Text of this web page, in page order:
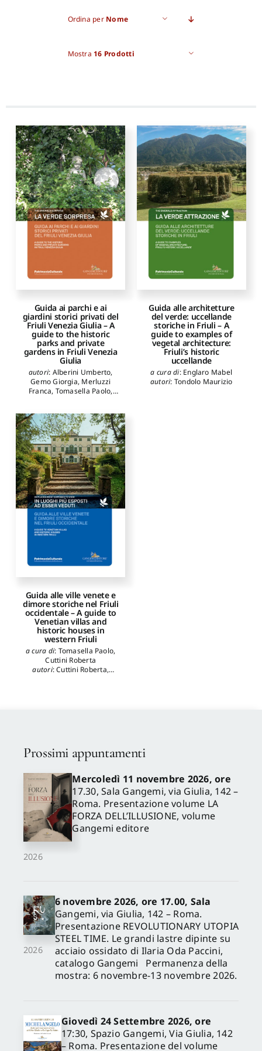
Ordina per Nome
Mostra 16 Prodotti
Guida ai parchi e ai
giardini storici privati del
Friuli Venezia Giulia – A
guide to the historic
parks and private
gardens in Friuli Venezia
Giulia
autori: Alberini Umberto,
Gemo Giorgia, Merluzzi
Franca, Tomasella Paolo,
Guida alle architetture
del verde: uccellande
storiche in Friuli – A
guide to examples of
vegetal architecture:
Friuli’s historic
uccellande
a cura di: Englaro Mabel
autori: Tondolo Maurizio
Guida alle ville venete e
dimore storiche nel Friuli
occidentale – A guide to
Venetian villas and
historic houses in
western Friuli
a cura di: Tomasella Paolo,
Cuttini Roberta
autori:Cuttini Roberta,
Prossimi appuntamenti
2026
Mercoledì 11 novembre 2026, ore
17.30, Sala Gangemi, via Giulia, 142 –
Roma. Presentazione volume LA
FORZA DELL’ILLUSIONE, volume
Gangemi editore
2026
6 novembre 2026, ore 17.00, Sala
Gangemi, via Giulia, 142 – Roma.
Presentazione REVOLUTIONARY UTOPIA
STEEL TIME. Le grandi lastre dipinte su
acciaio ossidato di Ilaria Oda Paccini,
catalogo Gangemi Permanenza della
mostra: 6 novembre-13 novembre 2026.
Giovedì 24 Settembre 2026, ore
17:30, Spazio Gangemi, Via Giulia, 142
– Roma. Presentazione del volume